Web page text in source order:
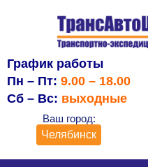
График работы
Пн – Пт: 9.00 – 18.00
Сб – Вс: выходные
Ваш город:
Челябинск